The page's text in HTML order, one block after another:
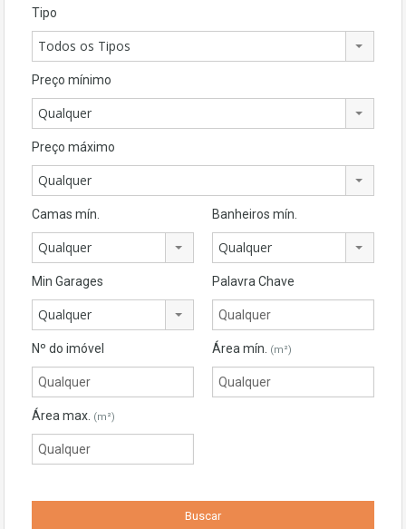
Tipo
Todos os Tipos
Preço mínimo
Qualquer
Preço máximo
Qualquer
Camas mín.
Qualquer
Banheiros mín.
Qualquer
Min Garages
Qualquer
Palavra Chave
Nº do imóvel Área mín. (m²)
Área max. (m²)